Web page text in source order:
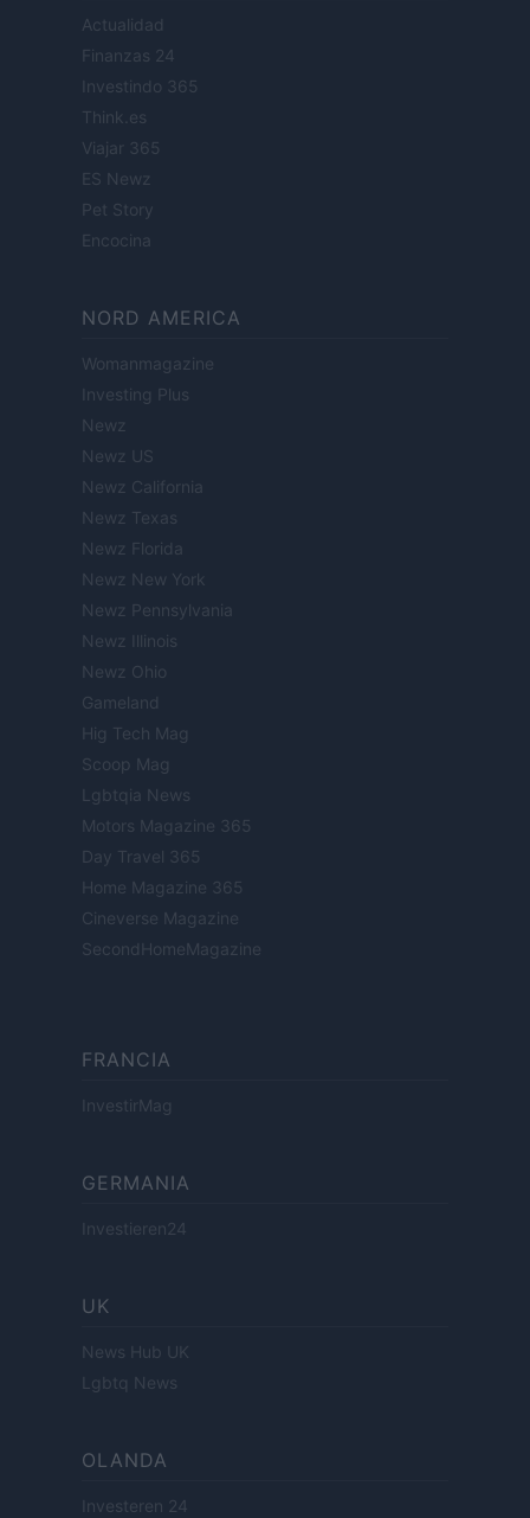
Actualidad
Finanzas 24
Investindo 365
Think.es
Viajar 365
ES Newz
Pet Story
Encocina
NORD AMERICA
Womanmagazine
Investing Plus
Newz
Newz US
Newz California
Newz Texas
Newz Florida
Newz New York
Newz Pennsylvania
Newz Illinois
Newz Ohio
Gameland
Hig Tech Mag
Scoop Mag
Lgbtqia News
Motors Magazine 365
Day Travel 365
Home Magazine 365
Cineverse Magazine
SecondHomeMagazine
FRANCIA
InvestirMag
GERMANIA
Investieren24
UK
News Hub UK
Lgbtq News
OLANDA
Investeren 24